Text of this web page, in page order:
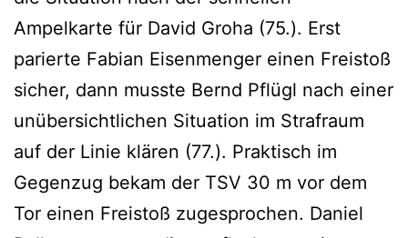
Ampelkarte für David Groha (75.). Erst
parierte Fabian Eisenmenger einen Freistoß
sicher, dann musste Bernd Pflügl nach einer
unübersichtlichen Situation im Strafraum
auf der Linie klären (77.). Praktisch im
Gegenzug bekam der TSV 30 m vor dem
Tor einen Freistoß zugesprochen. Daniel